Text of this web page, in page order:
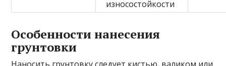
износостойкости
Особенности нанесения
грунтовки